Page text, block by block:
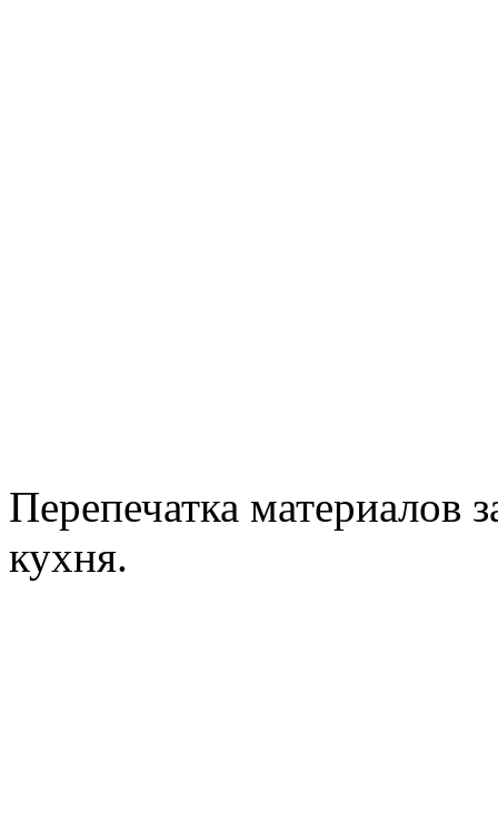
Перепечатка материалов
кухня.